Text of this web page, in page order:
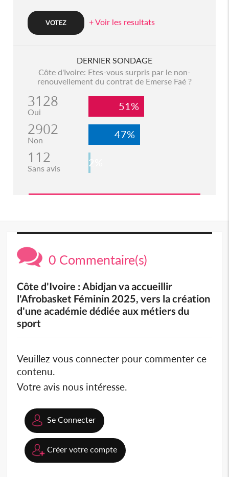
+ Voir les resultats
DERNIER SONDAGE
Côte d'Ivoire: Etes-vous surpris par le non-
renouvellement du contrat de Emerse Faé ?
3128
Oui 51%
2902
Non 47%
112
Sans avis 2%
0 Commentaire(s)
Côte d'Ivoire : Abidjan va accueillir
l'Afrobasket Féminin 2025, vers la création
d'une académie dédiée aux métiers du
sport
Veuillez vous connecter pour commenter ce
contenu.
Votre avis nous intéresse.
Se Connecter
Créer votre compte